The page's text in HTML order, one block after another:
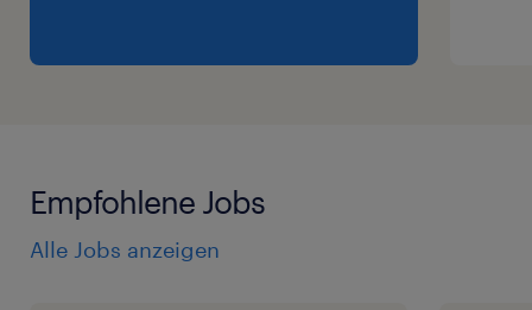
Empfohlene Jobs
Alle Jobs anzeigen